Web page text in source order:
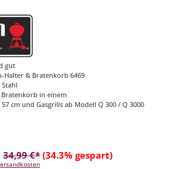
gut
Halter & Bratenkorb 6469
in einem
cm und Gasgrills ab Modell Q 300 / Q 3000
34,99 €* (34.3% gespart)